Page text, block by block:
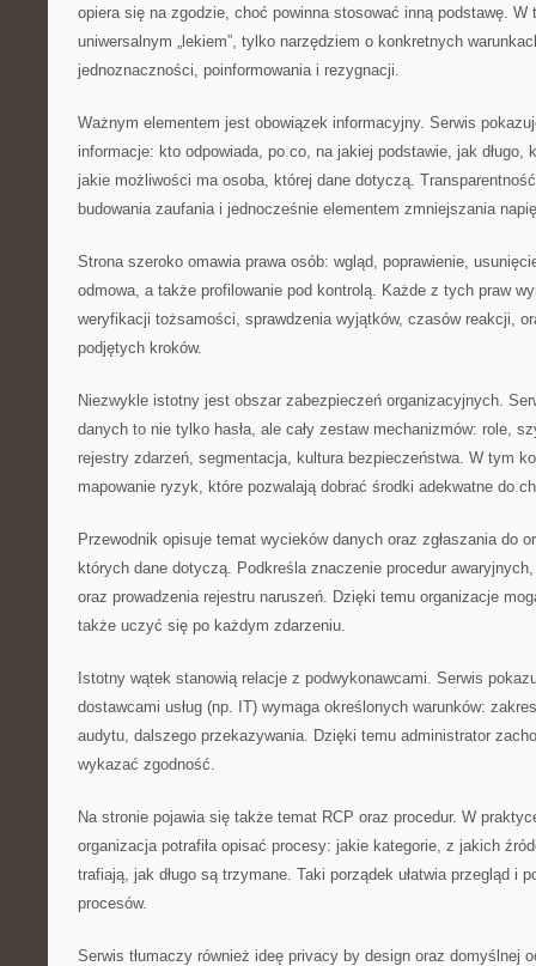
opiera się na zgodzie, choć powinna stosować inną podstawę.
uniwersalnym „lekiem”, tylko narzędziem o konkretnych
jednoznaczności, poinformowania i rezygnacji.
Ważnym elementem jest obowiązek informacyjny. Serwis
informacje: kto odpowiada, po co, na jakiej podstawie, jak długo,
jakie możliwości ma osoba, której dane dotyczą.
budowania zaufania i jednocześnie elementem zmniejszania
Strona szeroko omawia prawa osób: wgląd, poprawienie,
odmowa, a także profilowanie pod kontrolą. Każde z tych praw
weryfikacji tożsamości, sprawdzenia wyjątków, czasów reakcji,
podjętych kroków.
Niezwykle istotny jest obszar zabezpieczeń organizacyjnych.
danych to nie tylko hasła, ale cały zestaw mechanizmów: role,
rejestry zdarzeń, segmentacja, kultura bezpieczeństwa. W tym
mapowanie ryzyk, które pozwalają dobrać środki adekwatne do
Przewodnik opisuje temat wycieków danych oraz zgłaszania do
których dane dotyczą. Podkreśla znaczenie procedur
oraz prowadzenia rejestru naruszeń. Dzięki temu organizacje
także uczyć się po każdym zdarzeniu.
Istotny wątek stanowią relacje z podwykonawcami. Serwis
dostawcami usług (np. IT) wymaga określonych warunków:
audytu, dalszego przekazywania. Dzięki temu administrator
wykazać zgodność.
Na stronie pojawia się także temat RCP oraz procedur. W
organizacja potrafiła opisać procesy: jakie kategorie, z jakich
trafiają, jak długo są trzymane. Taki porządek ułatwia przegląd i
procesów.
Serwis tłumaczy również ideę privacy by design oraz domyślnej